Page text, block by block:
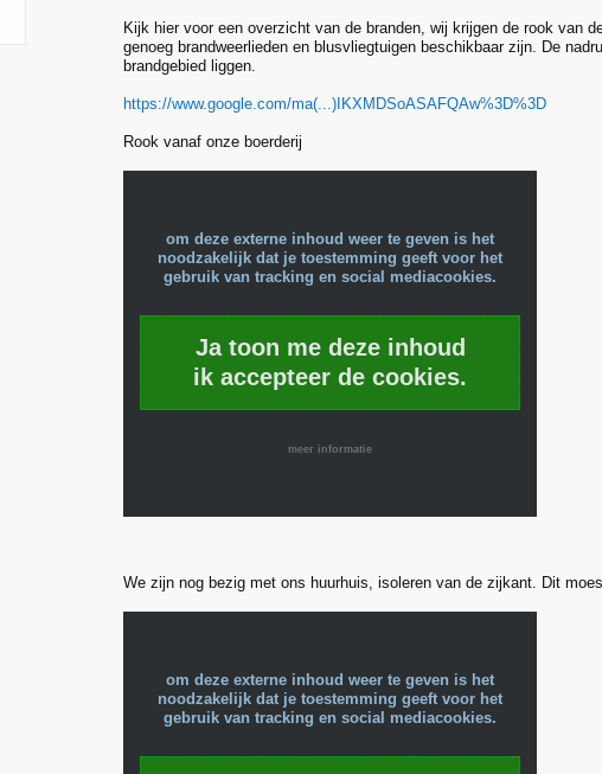
Kijk hier voor een overzicht van de branden, wij krijgen de rook van
genoeg brandweerlieden en blusvliegtuigen beschikbaar zijn. De
brandgebied liggen.
https://www.google.com/ma(...)IKXMDSoASAFQAw%3D%3D
Rook vanaf onze boerderij
om deze externe inhoud weer te geven is het
noodzakelijk dat je toestemming geeft voor het
gebruik van tracking en social mediacookies.
Ja toon me deze inhoud
ik accepteer de cookies.
meer informatie
We zijn nog bezig met ons huurhuis, isoleren van de zijkant. Dit
om deze externe inhoud weer te geven is het
noodzakelijk dat je toestemming geeft voor het
gebruik van tracking en social mediacookies.